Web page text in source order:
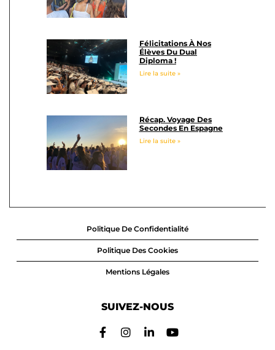
Félicitations À Nos
Élèves Du Dual
Diploma !
Lire la suite »
Récap. Voyage Des
Secondes En Espagne
Lire la suite »
Politique De Confidentialité
Politique Des Cookies
Mentions Légales
SUIVEZ-NOUS